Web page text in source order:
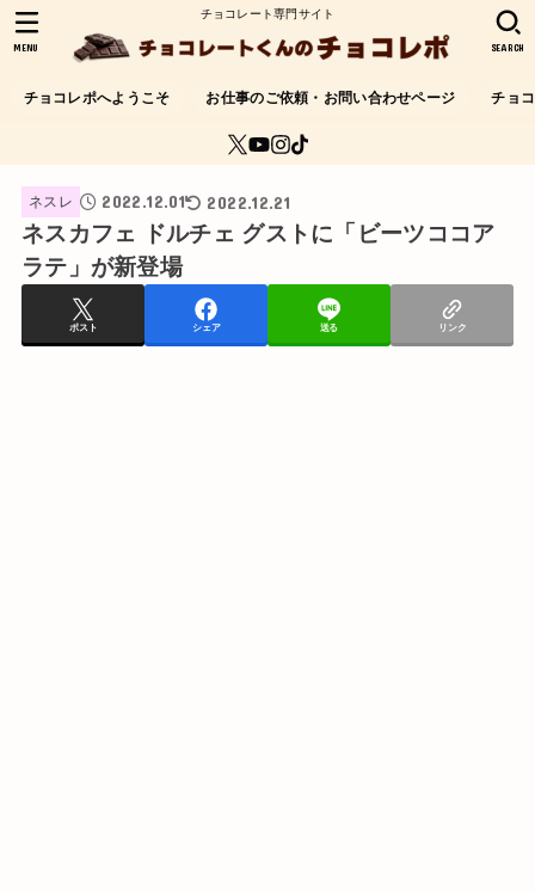
チョコレート専門サイト
チョコレポへようこそ お仕事のご依頼・お問い合わせページ チョ
SEARCH
MENU
ネスレ 2022.12.01 2022.12.21
ネスカフェ ドルチェ グストに「ビーツココア
ラテ」が新登場
ポスト シェア 送る リンク